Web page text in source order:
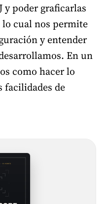
y poder graficarlas
cual nos permite
y entender
En un
como hacer lo
facilidades de